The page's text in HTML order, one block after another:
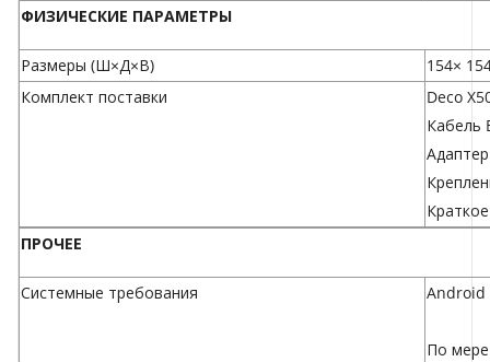
ФИЗИЧЕСКИЕ ПАРАМЕТРЫ
Размеры (Ш×Д×В)
154×
Комплект поставки
Deco
Кабель
ПРОЧЕЕ
Системные требования Android
По